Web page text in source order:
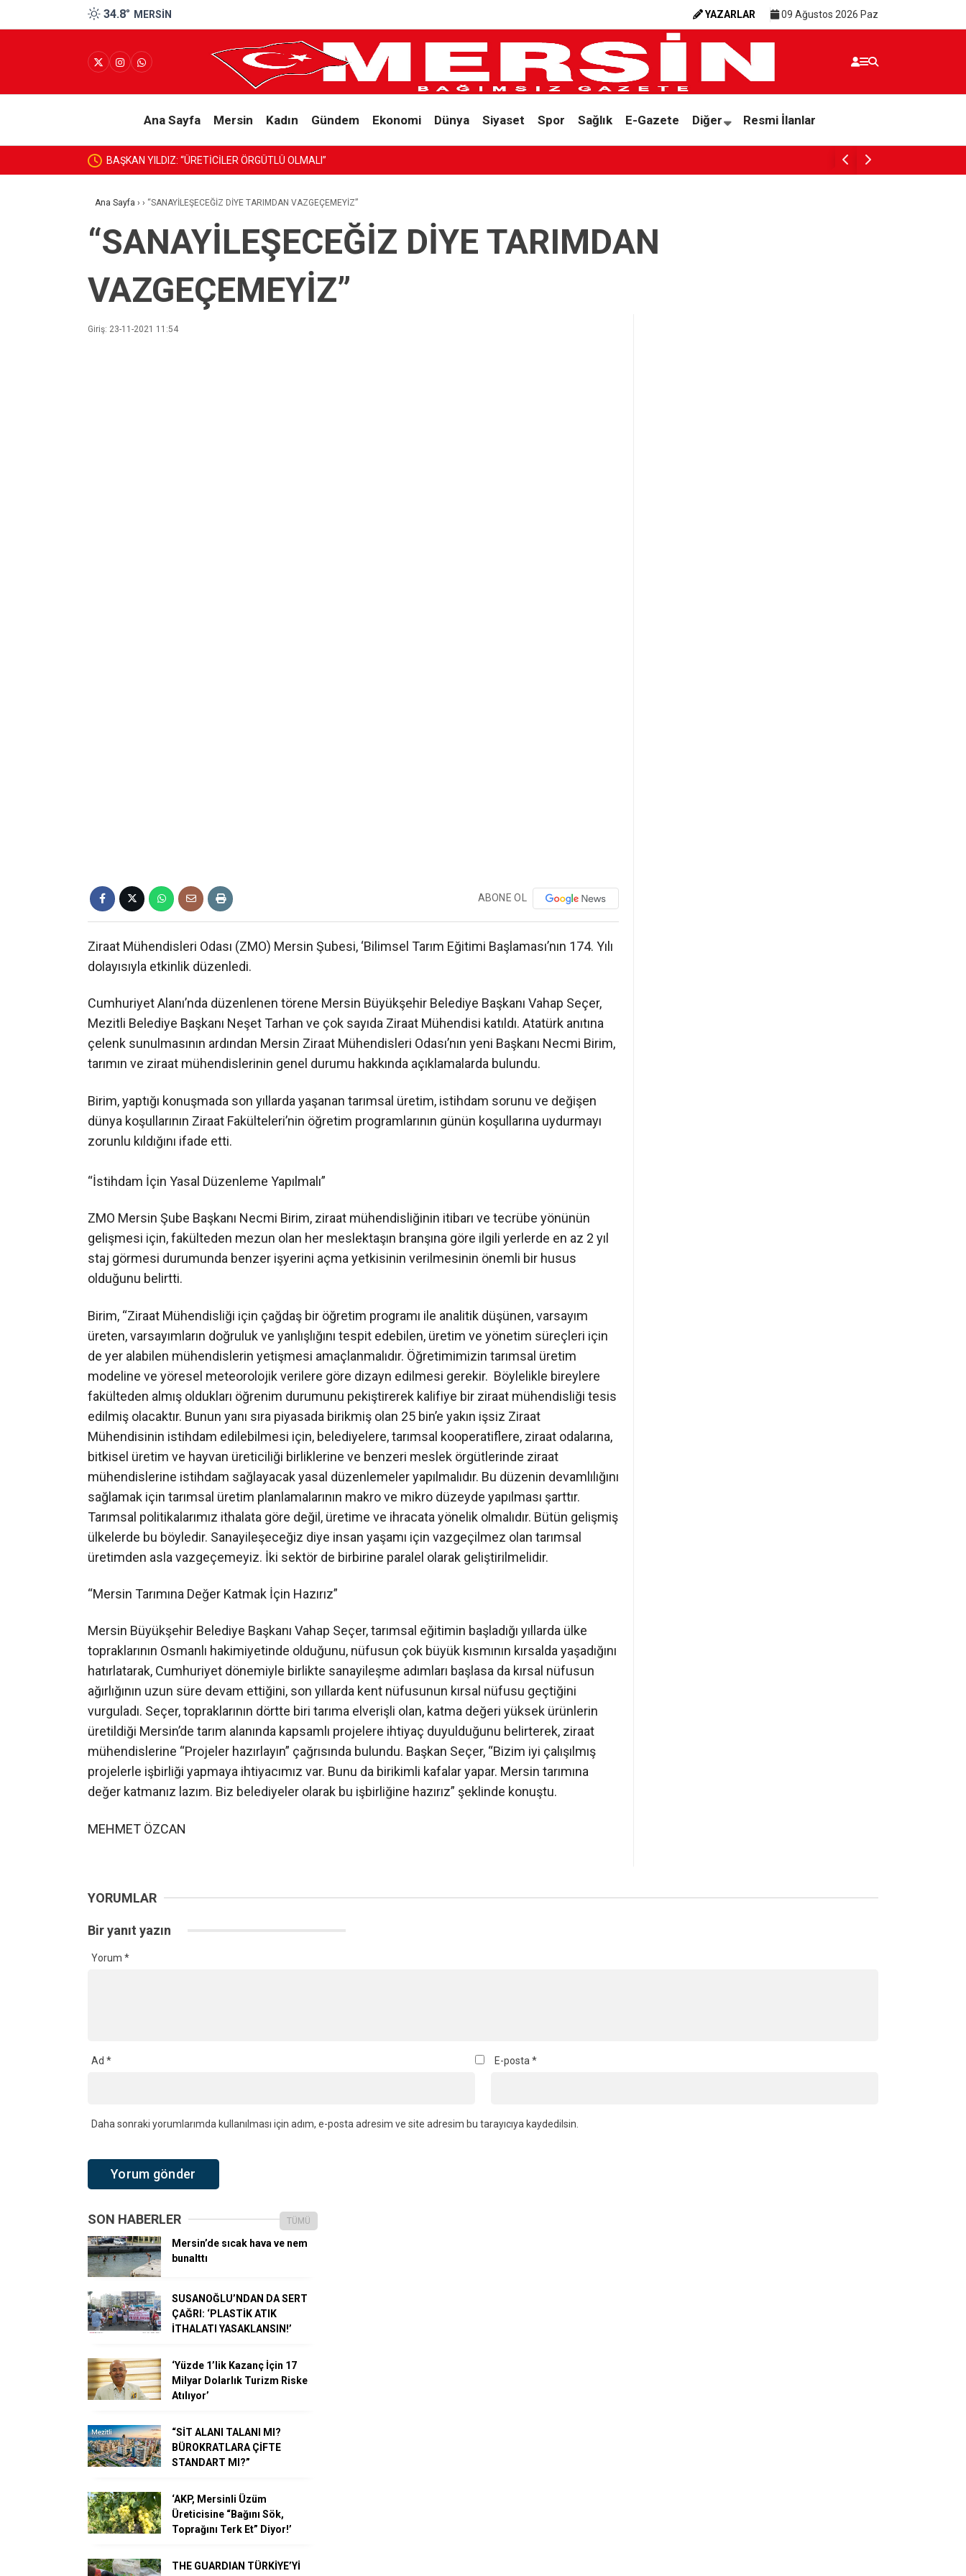
34.8° MERSIN YAZARLAR 09 Ağustos 2026 Paz
Ana Sayfa Mersin Kadın Gündem Ekonomi Dünya Siyaset Spor Sağlık E-Gazete Diğer Resmi İlanlar
BAŞKAN YILDIZ: “ÜRETİCİLER ÖRGÜTLÜ OLMALI” Bakan Bayraktar: “Milletimizin refahı için
Ana Sayfa › › “SANAYİLEŞECEĞİZ DİYE TARIMDAN VAZGEÇEMEYİZ”
“SANAYİLEŞECEĞİZ DİYE TARIMDAN
VAZGEÇEMEYİZ”
Giriş: 23-11-2021 11:54
ABONE OL
Ziraat Mühendisleri Odası (ZMO) Mersin Şubesi, ‘Bilimsel Tarım Eğitimi Başlaması’nın 174. Yılı
dolayısıyla etkinlik düzenledi.
Cumhuriyet Alanı’nda düzenlenen törene Mersin Büyükşehir Belediye Başkanı Vahap Seçer,
Mezitli Belediye Başkanı Neşet Tarhan ve çok sayıda Ziraat Mühendisi katıldı. Atatürk anıtına
çelenk sunulmasının ardından Mersin Ziraat Mühendisleri Odası’nın yeni Başkanı Necmi Birim,
tarımın ve ziraat mühendislerinin genel durumu hakkında açıklamalarda bulundu.
Birim, yaptığı konuşmada son yıllarda yaşanan tarımsal üretim, istihdam sorunu ve değişen
dünya koşullarının Ziraat Fakülteleri’nin öğretim programlarının günün koşullarına uydurmayı
zorunlu kıldığını ifade etti.
“İstihdam İçin Yasal Düzenleme Yapılmalı”
ZMO Mersin Şube Başkanı Necmi Birim, ziraat mühendisliğinin itibarı ve tecrübe yönünün
gelişmesi için, fakülteden mezun olan her meslektaşın branşına göre ilgili yerlerde en az 2 yıl
staj görmesi durumunda benzer işyerini açma yetkisinin verilmesinin önemli bir husus
olduğunu belirtti.
Birim, “Ziraat Mühendisliği için çağdaş bir öğretim programı ile analitik düşünen, varsayım
üreten, varsayımların doğruluk ve yanlışlığını tespit edebilen, üretim ve yönetim süreçleri için
de yer alabilen mühendislerin yetişmesi amaçlanmalıdır. Öğretimimizin tarımsal üretim
modeline ve yöresel meteorolojik verilere göre dizayn edilmesi gerekir. Böylelikle bireylere
fakülteden almış oldukları öğrenim durumunu pekiştirerek kalifiye bir ziraat mühendisliği tesis
edilmiş olacaktır. Bunun yanı sıra piyasada birikmiş olan 25 bin’e yakın işsiz Ziraat
Mühendisinin istihdam edilebilmesi için, belediyelere, tarımsal kooperatiflere, ziraat odalarına,
bitkisel üretim ve hayvan üreticiliği birliklerine ve benzeri meslek örgütlerinde ziraat
mühendislerine istihdam sağlayacak yasal düzenlemeler yapılmalıdır. Bu düzenin devamlılığını
sağlamak için tarımsal üretim planlamalarının makro ve mikro düzeyde yapılması şarttır.
Tarımsal politikalarımız ithalata göre değil, üretime ve ihracata yönelik olmalıdır. Bütün gelişmiş
ülkelerde bu böyledir. Sanayileşeceğiz diye insan yaşamı için vazgeçilmez olan tarımsal
üretimden asla vazgeçemeyiz. İki sektör de birbirine paralel olarak geliştirilmelidir.
“Mersin Tarımına Değer Katmak İçin Hazırız”
Mersin Büyükşehir Belediye Başkanı Vahap Seçer, tarımsal eğitimin başladığı yıllarda ülke
topraklarının Osmanlı hakimiyetinde olduğunu, nüfusun çok büyük kısmının kırsalda yaşadığını
hatırlatarak, Cumhuriyet dönemiyle birlikte sanayileşme adımları başlasa da kırsal nüfusun
ağırlığının uzun süre devam ettiğini, son yıllarda kent nüfusunun kırsal nüfusu geçtiğini
vurguladı. Seçer, topraklarının dörtte biri tarıma elverişli olan, katma değeri yüksek ürünlerin
üretildiği Mersin’de tarım alanında kapsamlı projelere ihtiyaç duyulduğunu belirterek, ziraat
mühendislerine “Projeler hazırlayın” çağrısında bulundu. Başkan Seçer, “Bizim iyi çalışılmış
projelerle işbirliği yapmaya ihtiyacımız var. Bunu da birikimli kafalar yapar. Mersin tarımına
değer katmanız lazım. Biz belediyeler olarak bu işbirliğine hazırız” şeklinde konuştu.
MEHMET ÖZCAN
YORUMLAR
Bir yanıt yazın
Yorum *
Ad * E-posta *
Daha sonraki yorumlarımda kullanılması için adım, e-posta adresim ve site adresim bu tarayıcıya kaydedilsin.
SON HABERLER TÜMÜ
Mersin’de sıcak hava ve nem
bunalttı
SUSANOĞLU’NDAN DA SERT
ÇAĞRI: ‘PLASTİK ATIK
İTHALATI YASAKLANSIN!’
‘Yüzde 1’lik Kazanç İçin 17
Milyar Dolarlık Turizm Riske
Atılıyor’
“SİT ALANI TALANI MI?
BÜROKRATLARA ÇİFTE
STANDART MI?”
‘AKP, Mersinli Üzüm
Üreticisine “Bağını Sök,
Toprağını Terk Et” Diyor!’
THE GUARDIAN TÜRKİYE’Yİ